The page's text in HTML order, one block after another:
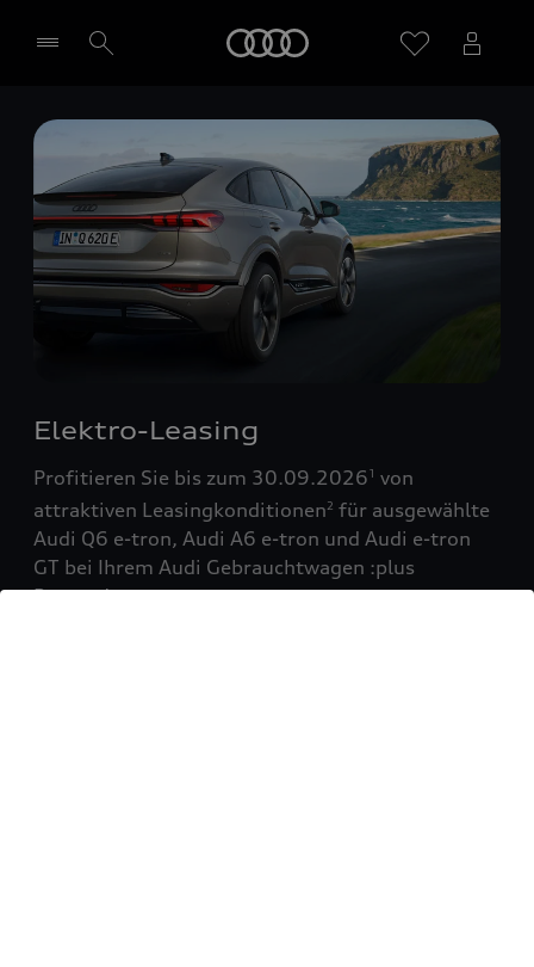
Händler wählen
Elektro-Leasing
Profitieren Sie bis zum 30.09.20261 von
attraktiven Leasingkonditionen2 für ausgewählte
Audi Q6 e-tron, Audi A6 e-tron und Audi e-tron
GT bei Ihrem Audi Gebrauchtwagen :plus
Partner!